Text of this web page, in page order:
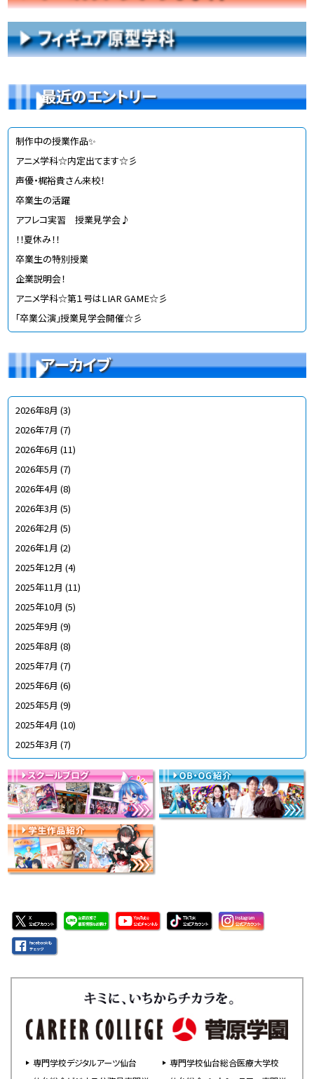
最近のエントリー
制作中の授業作品✨
アニメ学科☆内定出てます☆彡
声優・梶裕貴さん来校！
卒業生の活躍
アフレコ実習 授業見学会♪
！！夏休み！！
卒業生の特別授業
企業説明会！
アニメ学科☆第１号はLIAR GAME☆彡
「卒業公演」授業見学会開催☆彡
アーカイブ
2026年8月 (3)
2026年7月 (7)
2026年6月 (11)
2026年5月 (7)
2026年4月 (8)
2026年3月 (5)
2026年2月 (5)
2026年1月 (2)
2025年12月 (4)
2025年11月 (11)
2025年10月 (5)
2025年9月 (9)
2025年8月 (8)
2025年7月 (7)
2025年6月 (6)
2025年5月 (9)
2025年4月 (10)
2025年3月 (7)
専門学校デジタルアーツ仙台
専門学校仙台総合医療大学校